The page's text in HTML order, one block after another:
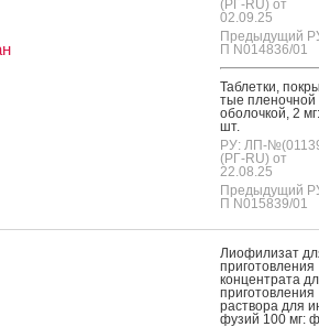
(РГ-RU) от
02.09.25
Предыдущий
П N014836/01
Таб­летки,
тые пле­ноч­ной
обо­лоч­кой, 2
шт.
РУ: ЛП-
(РГ-RU) от
22.08.25
Предыдущий
П N015839/01
Ли­офи­лизат
при­готов­ле­ния
кон­цен­тра­та
при­готов­ле­ния
рас­тво­ра для
фу­зий 100 мг: